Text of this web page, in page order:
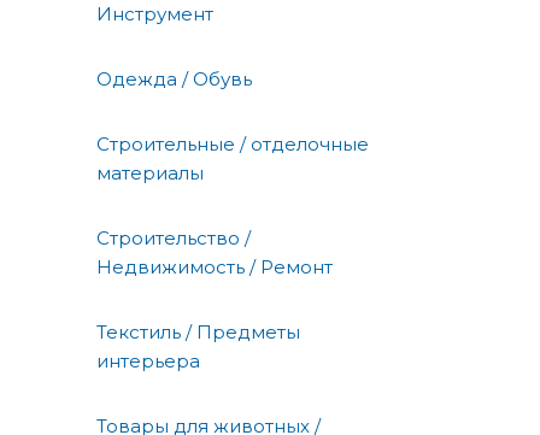
Инструмент
Одежда / Обувь
Строительные / отделочные
материалы
Строительство /
Недвижимость / Ремонт
Текстиль / Предметы
интерьера
Товары для животных /